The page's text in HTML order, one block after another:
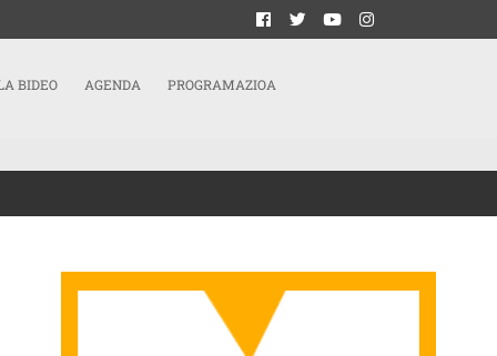
BIDEO AGENDA PROGRAMAZIOA